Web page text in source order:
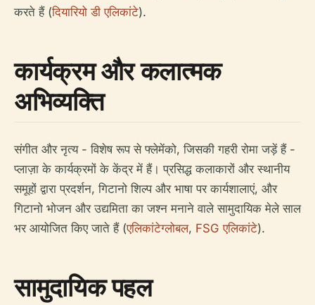
करते हैं (दियारियो डी एलिकांटे).
कार्यक्रम और कलात्मक
अभिव्यक्ति
संगीत और नृत्य - विशेष रूप से फ्लेमेंको, जिसकी गहरी रोमा जड़ें हैं -
प्लाज़ा के कार्यक्रमों के केंद्र में हैं। प्रसिद्ध कलाकारों और स्थानीय
समूहों द्वारा प्रदर्शन, गिटानो शिल्प और भाषा पर कार्यशालाएं, और
गिटानो भोजन और उद्यमिता का जश्न मनाने वाले सामुदायिक मेले साल
भर आयोजित किए जाते हैं (एलिकांटेग्लोबल, FSG एलिकांटे).
सामुदायिक पहल